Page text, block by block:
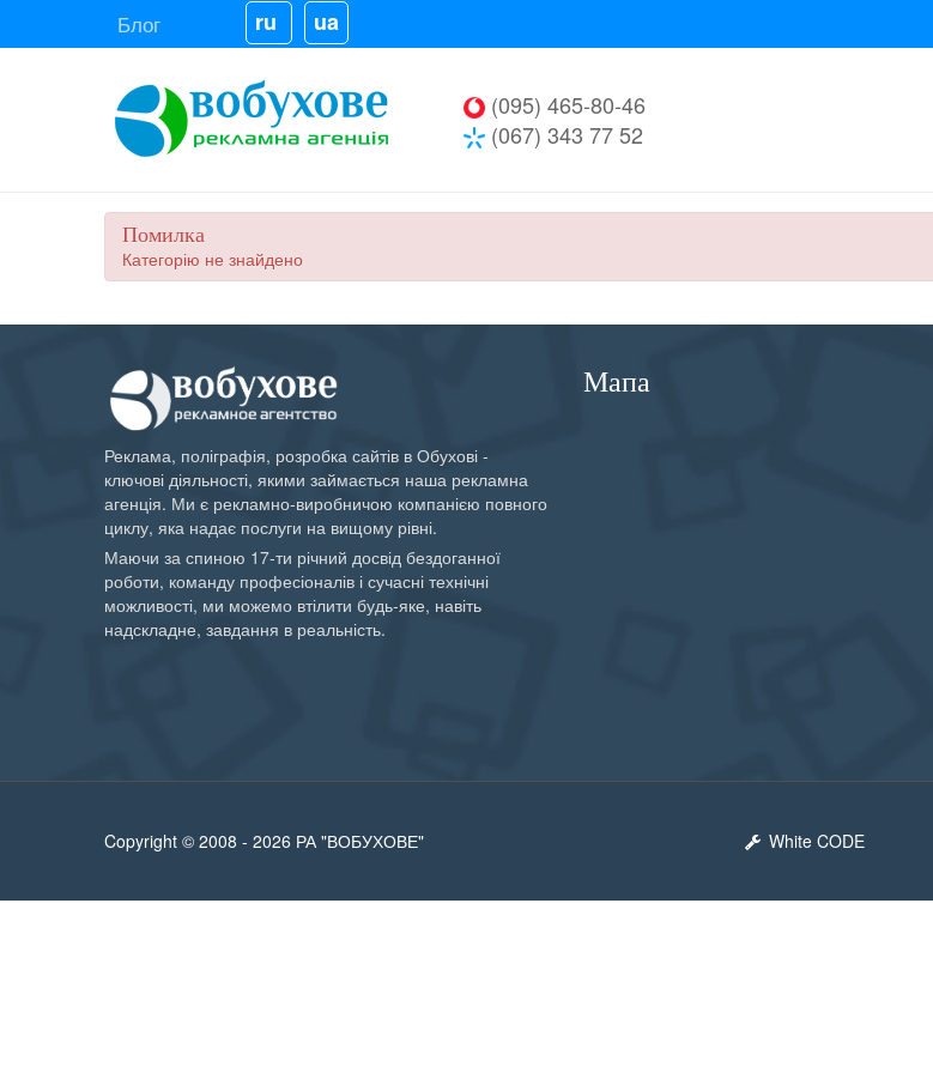
Блог ru ua
(095) 465-80-46
(067) 343 77 52
Помилка
Категорію не знайдено
Реклама, поліграфія, розробка сайтів в Обухові -
ключові діяльності, якими займається наша рекламна
агенція. Ми є рекламно-виробничою компанією повного
циклу, яка надає послуги на вищому рівні.
Маючи за спиною 17-ти річний досвід бездоганної
роботи, команду професіоналів і сучасні технічні
можливості, ми можемо втілити будь-яке, навіть
надскладне, завдання в реальність.
Мапа
Copyright © 2008 - 2026 РА "ВОБУХОВЕ" White CODE